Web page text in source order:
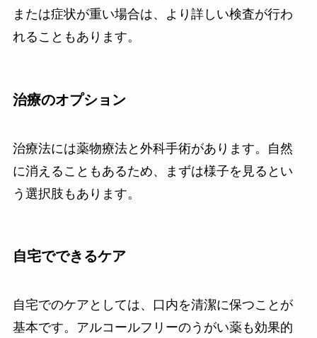
または症状が重い場合は、より詳しい検査が行わ
れることもあります。
治療のオプション
治療法には薬物療法と外科手術があります。自然
に消えることもあるため、まずは様子を見るとい
う選択肢もあります。
自宅でできるケア
自宅でのケアとしては、口内を清潔に保つことが
基本です。アルコールフリーのうがい薬も効果的